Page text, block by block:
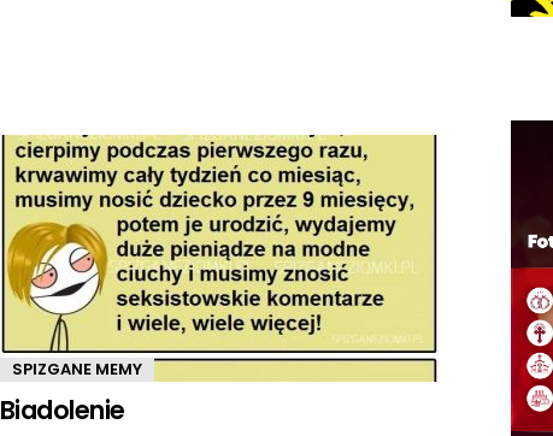
SPIZGANE MEMY
Biadolenie